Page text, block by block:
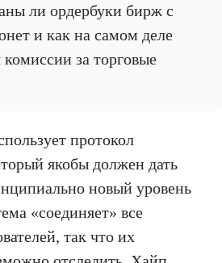
ли ордербуки бирж с
и как на самом деле
за торговые
протокол
якобы должен дать
новый уровень
«соединяет» все
так что их